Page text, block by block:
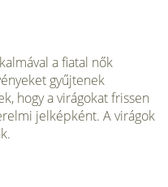
a fiatal nők
gyűjtenek
hogy a virá­gokat frissen
jelkép­ként. A virágok